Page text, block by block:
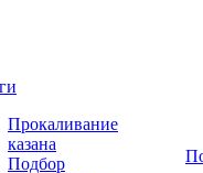
Прокаливание
казана
Подбор